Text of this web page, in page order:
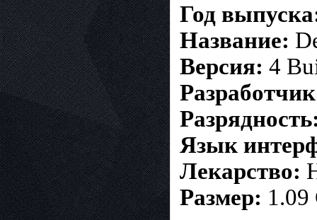
Год
Название:
Версия: 4
Язык
Лекарство:
Размер: 1.09